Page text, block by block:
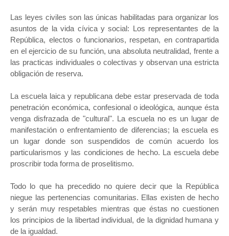
Las leyes civiles son las únicas habilitadas para organizar los
asuntos de la vida cívica y social: Los representantes de la
República, electos o funcionarios, respetan, en contrapartida
en el ejercicio de su función, una absoluta neutralidad, frente a
las practicas individuales o colectivas y observan una estricta
obligación de reserva.
La escuela laica y republicana debe estar preservada de toda
penetración económica, confesional o ideológica, aunque ésta
venga disfrazada de "cultural". La escuela no es un lugar de
manifestación o enfrentamiento de diferencias; la escuela es
un lugar donde son suspendidos de común acuerdo los
particularismos y las condiciones de hecho. La escuela debe
proscribir toda forma de proselitismo.
Todo lo que ha precedido no quiere decir que la República
niegue las pertenencias comunitarias. Ellas existen de hecho
y serán muy respetables mientras que éstas no cuestionen
los principios de la libertad individual, de la dignidad humana y
de la igualdad.